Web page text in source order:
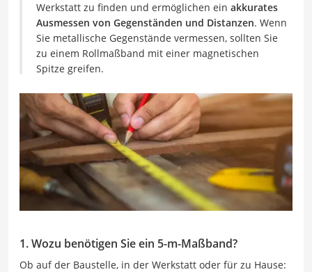
Werkstatt zu finden und ermöglichen ein akkurates
Ausmessen von Gegenständen und Distanzen. Wenn
Sie metallische Gegenstände vermessen, sollten Sie
zu einem Rollmaßband mit einer magnetischen
Spitze greifen.
1. Wozu benötigen Sie ein 5-m-Maßband?
Ob auf der Baustelle, in der Werkstatt oder für zu Hause: